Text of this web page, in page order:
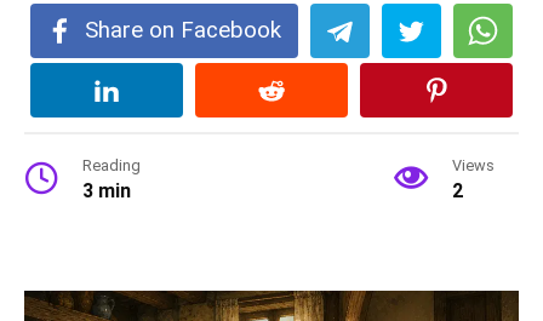
Share on Facebook
Reading
3 min
Views
2